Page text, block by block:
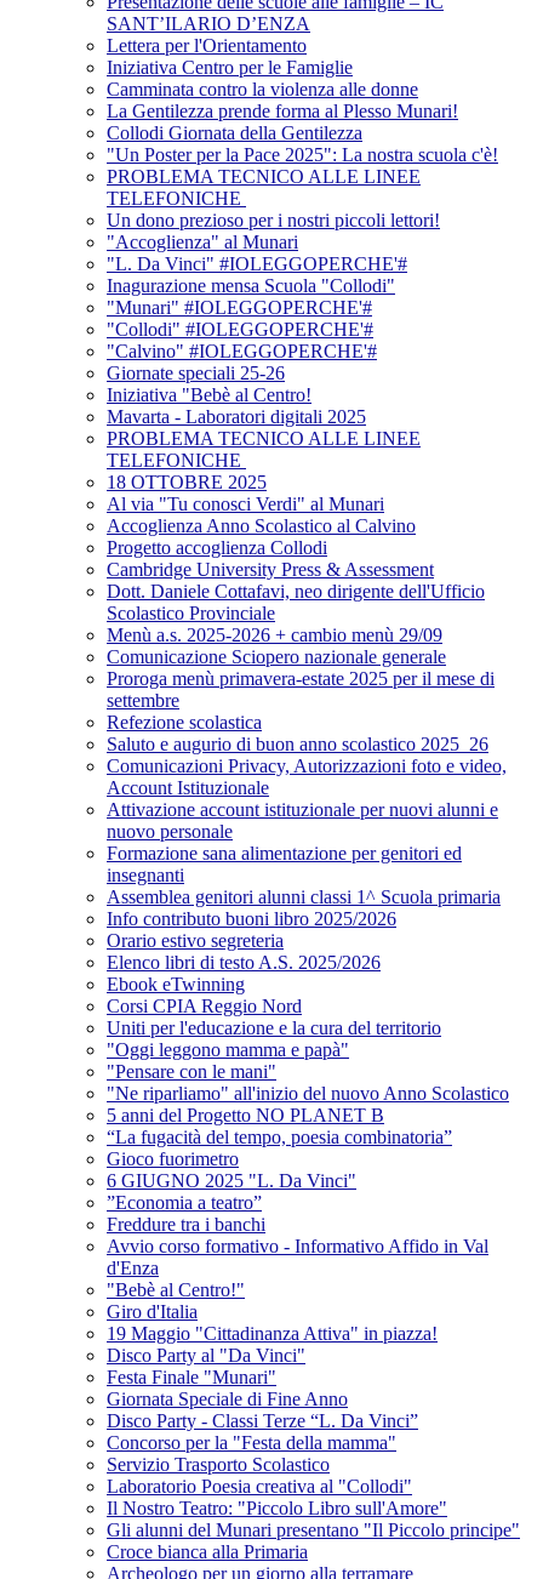
SANT’ILARIO D’ENZA
Lettera per l'Orientamento
Iniziativa Centro per le Famiglie
Camminata contro la violenza alle donne
La Gentilezza prende forma al Plesso Munari!
Collodi Giornata della Gentilezza
"Un Poster per la Pace 2025": La nostra scuola c'è!
PROBLEMA TECNICO ALLE LINEE
TELEFONICHE
Un dono prezioso per i nostri piccoli lettori!
"Accoglienza" al Munari
"L. Da Vinci" #IOLEGGOPERCHE'#
Inagurazione mensa Scuola "Collodi"
"Munari" #IOLEGGOPERCHE'#
"Collodi" #IOLEGGOPERCHE'#
"Calvino" #IOLEGGOPERCHE'#
Giornate speciali 25-26
Iniziativa "Bebè al Centro!
Mavarta - Laboratori digitali 2025
PROBLEMA TECNICO ALLE LINEE
TELEFONICHE
18 OTTOBRE 2025
Al via "Tu conosci Verdi" al Munari
Accoglienza Anno Scolastico al Calvino
Progetto accoglienza Collodi
Cambridge University Press & Assessment
Dott. Daniele Cottafavi, neo dirigente dell'Ufficio
Scolastico Provinciale
Menù a.s. 2025-2026 + cambio menù 29/09
Comunicazione Sciopero nazionale generale
Proroga menù primavera-estate 2025 per il mese di
settembre
Refezione scolastica
Saluto e augurio di buon anno scolastico 2025_26
Comunicazioni Privacy, Autorizzazioni foto e video,
Account Istituzionale
Attivazione account istituzionale per nuovi alunni e
nuovo personale
Formazione sana alimentazione per genitori ed
insegnanti
Assemblea genitori alunni classi 1^ Scuola primaria
Info contributo buoni libro 2025/2026
Orario estivo segreteria
Elenco libri di testo A.S. 2025/2026
Ebook eTwinning
Corsi CPIA Reggio Nord
Uniti per l'educazione e la cura del territorio
"Oggi leggono mamma e papà"
"Pensare con le mani"
"Ne riparliamo" all'inizio del nuovo Anno Scolastico
5 anni del Progetto NO PLANET B
“La fugacità del tempo, poesia combinatoria”
Gioco fuorimetro
6 GIUGNO 2025 "L. Da Vinci"
”Economia a teatro”
Freddure tra i banchi
Avvio corso formativo - Informativo Affido in Val
d'Enza
"Bebè al Centro!"
Giro d'Italia
19 Maggio "Cittadinanza Attiva" in piazza!
Disco Party al "Da Vinci"
Festa Finale "Munari"
Giornata Speciale di Fine Anno
Disco Party - Classi Terze “L. Da Vinci”
Concorso per la "Festa della mamma"
Servizio Trasporto Scolastico
Laboratorio Poesia creativa al "Collodi"
Il Nostro Teatro: "Piccolo Libro sull'Amore"
Gli alunni del Munari presentano "Il Piccolo principe"
Croce bianca alla Primaria
Archeologo per un giorno alla terramare